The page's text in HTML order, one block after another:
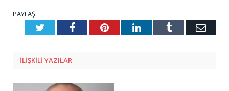
PAYLAŞ.
TwitterFacebookPinterestLinkedInTumblr E-
ILIŞKILI YAZILAR